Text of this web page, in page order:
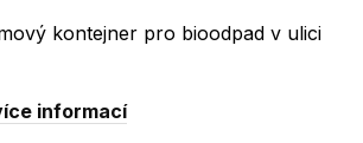
kontejner pro bioodpad v ulici
informací